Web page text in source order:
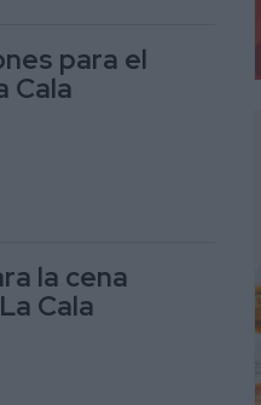
para el
Cala
la cena
Cala